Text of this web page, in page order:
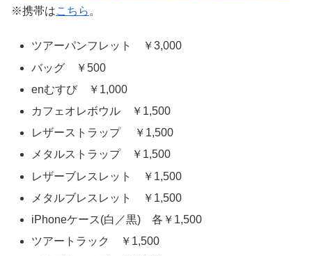
※携帯はこちら 。
ツアーパンフレット ￥3,000
バッグ ￥500
enむすび ￥1,000
カフェオレボウル ￥1,500
レザーストラップ ￥1,500
メタルストラップ ￥1,500
レザーブレスレット ￥1,500
メタルブレスレット ￥1,500
iPhoneケース(白／黒) 各￥1,500
ツアートラック ￥1,500